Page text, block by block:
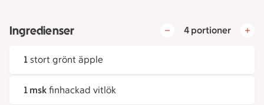
Ingredienser 4 portioner
1 stort grönt äpple
1 msk finhackad vitlök